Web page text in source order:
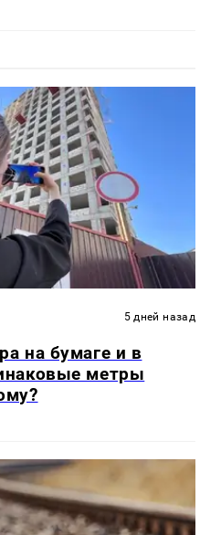
5 дней назад
на бумаге и в
метры